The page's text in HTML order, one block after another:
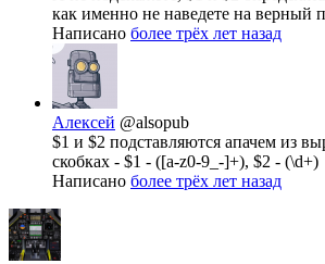
как именно не наведете на верный
Написано более трёх лет назад
Алексей @alsopub
$1 и $2 подставляются апачем из
скобках - $1 - ([a-z0-9_-]+), $2 - (\d+)
Написано более трёх лет назад